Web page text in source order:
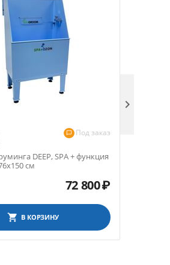
Под заказ
DEEP, SPA + функция
см
72 800₽
В КОРЗИНУ
